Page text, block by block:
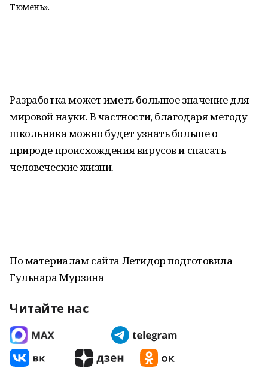
Тюмень».
Разработка может иметь большое значение для
мировой науки. В частности, благодаря методу
школьника можно будет узнать больше о
природе происхождения вирусов и спасать
человеческие жизни.
По материалам сайта Летидор подготовила
Гульнара Мурзина
Читайте нас